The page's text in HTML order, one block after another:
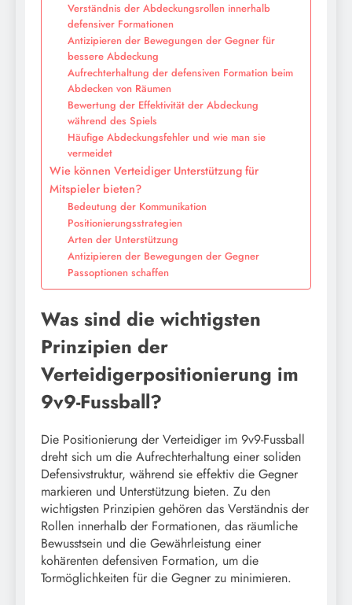
Verständnis der Abdeckungsrollen innerhalb
defensiver Formationen
Antizipieren der Bewegungen der Gegner für
bessere Abdeckung
Aufrechterhaltung der defensiven Formation beim
Abdecken von Räumen
Bewertung der Effektivität der Abdeckung
während des Spiels
Häufige Abdeckungsfehler und wie man sie
vermeidet
Wie können Verteidiger Unterstützung für
Mitspieler bieten?
Bedeutung der Kommunikation
Positionierungsstrategien
Arten der Unterstützung
Antizipieren der Bewegungen der Gegner
Passoptionen schaffen
Was sind die wichtigsten
Prinzipien der
Verteidigerpositionierung im
9v9-Fussball?
Die Positionierung der Verteidiger im 9v9-Fussball
dreht sich um die Aufrechterhaltung einer soliden
Defensivstruktur, während sie effektiv die Gegner
markieren und Unterstützung bieten. Zu den
wichtigsten Prinzipien gehören das Verständnis der
Rollen innerhalb der Formationen, das räumliche
Bewusstsein und die Gewährleistung einer
kohärenten defensiven Formation, um die
Tormöglichkeiten für die Gegner zu minimieren.